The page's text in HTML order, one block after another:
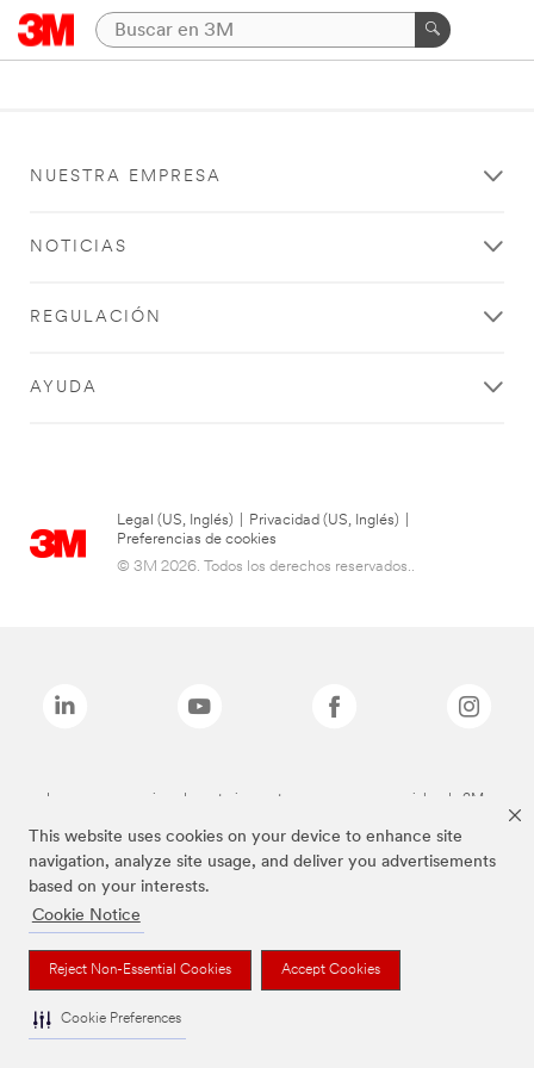
This website uses cookies on your device to enhance site
navigation, analyze site usage, and deliver you advertisements
based on your interests.
Cookie Notice
Reject Non-Essential Cookies Accept Cookies
Cookie Preferences
NUESTRA EMPRESA
NOTICIAS
REGULACIÓN
AYUDA
Legal (US, Inglés) Privacidad (US, Inglés)
Preferencias de cookies
© 3M 2026. Todos los derechos reservados..
Las marcas mencionadas anteriormente son marcas comerciales de 3M.